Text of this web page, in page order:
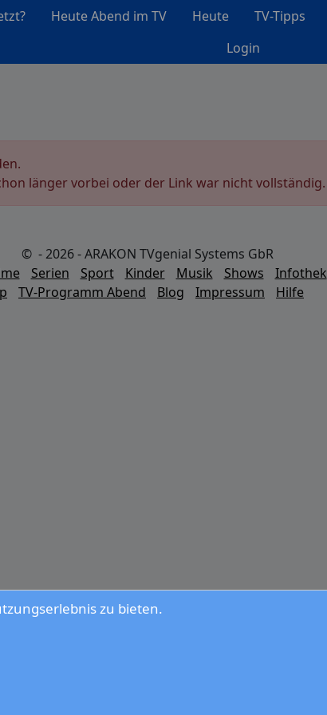
Heute Abend im TV Heute TV-Tipps
Login
zu bieten.
länger vorbei oder der Link war nicht vollständig.
© - 2026 - ARAKON TVgenial Systems GbR
Serien Sport Kinder Musik Shows
Infothek
TV-Programm Abend Blog Impressum Hilfe